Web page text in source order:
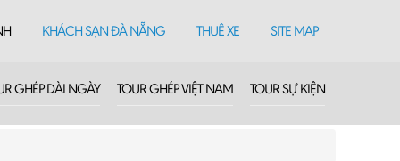
KHÁCH SẠN ĐÀ NẴNG THUÊ XE SITE MAP
GHÉP DÀI NGÀY TOUR GHÉP VIỆT NAM TOUR SỰ KIỆN